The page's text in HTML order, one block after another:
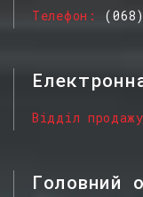
Телефон
Відділ продажу
Головний